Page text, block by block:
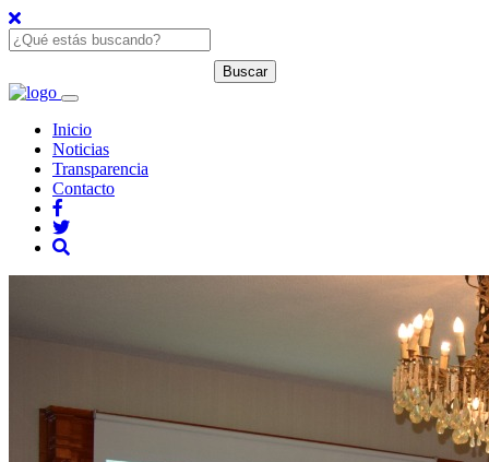
Inicio
Noticias
Transparencia
Contacto